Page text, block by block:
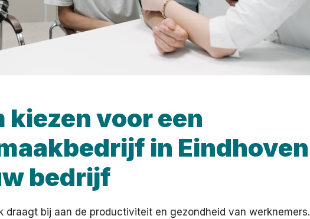
kiezen voor een
in Eindhoven
bedrijf
draagt bij aan de productiviteit en gezondheid van werknemers.